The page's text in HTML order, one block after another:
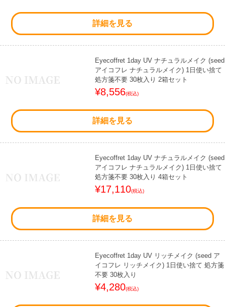
詳細を見る
Eyecoffret 1day UV ナチュラルメイク (seed
アイコフレ ナチュラルメイク) 1日使い捨て
処方箋不要 30枚入り 2箱セット
¥8,556(税込)
詳細を見る
Eyecoffret 1day UV ナチュラルメイク (seed
アイコフレ ナチュラルメイク) 1日使い捨て
処方箋不要 30枚入り 4箱セット
¥17,110(税込)
詳細を見る
Eyecoffret 1day UV リッチメイク (seed ア
イコフレ リッチメイク) 1日使い捨て 処方箋
不要 30枚入り
¥4,280(税込)